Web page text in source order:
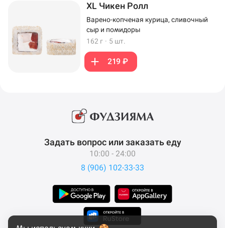
XL Чикен Ролл
Варено-копченая курица, сливочный
сыр и помидоры
162 г · 5 шт.
219 ₽
Задать вопрос или заказать еду
10:00 - 24:00
8 (906) 102-33-33